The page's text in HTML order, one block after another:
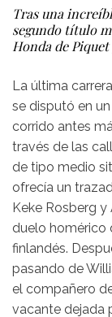
Tras una
segundo título
Honda de
La última
se disputó en
corrido antes
través de las
de tipo medio
ofrecía un
Keke Rosberg y
duelo homérico
finlandés.
pasando de
el compañero
vacante dejada